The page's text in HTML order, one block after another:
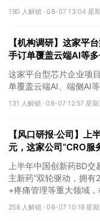
产量增长与冶炼产能整
望充分受益金属价格上行
190 人解锁 ·08-07 13:04 星
【机构调研】这家平
手订单覆盖云端AI等
这家平台型芯片企业项
单覆盖云端AI、端侧AI
131 人解锁 ·08-07 12:57 星期
【风口研报·公司】
元，这家公司“CRO服
新药在研管线，覆盖
上半年中国创新药BD
主新药”双轮驱动，拥
+疼痛管理等重大领域
酸、CGT、小分子4个
258 人解锁 ·08-07 10:18 星期